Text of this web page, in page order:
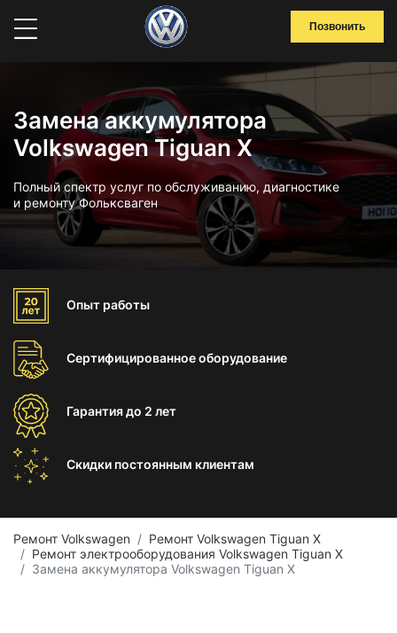
Позвонить
Замена аккумулятора
Volkswagen Tiguan X
Полный спектр услуг по обслуживанию, диагностике
и ремонту Фольксваген
Опыт работы
Сертифицированноеоборудование
Гарантиядо 2 лет
Скидки постоянным клиентам
Ремонт Volkswagen
Ремонт Volkswagen Tiguan X
Ремонт электрооборудования Volkswagen Tiguan X
Замена аккумулятора Volkswagen Tiguan X